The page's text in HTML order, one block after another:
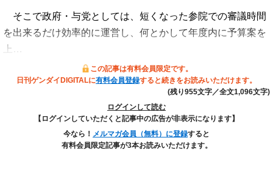
そこで政府・与党としては、短くなった参院での審議時間
を出来るだけ効率的に運営し、何とかして年度内に予算案を
上…
この記事は有料会員限定です。
日刊ゲンダイDIGITALに有料会員登録すると続きをお読みいただけます。
(残り955文字／全文1,096文字)
ログインして読む
【ログインしていただくと記事中の広告が非表示になります】
今なら！ メルマガ会員（無料）に登録すると
有料会員限定記事が3本お読みいただけます。